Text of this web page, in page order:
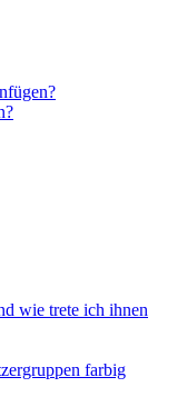
wie trete ich ihnen
farbig